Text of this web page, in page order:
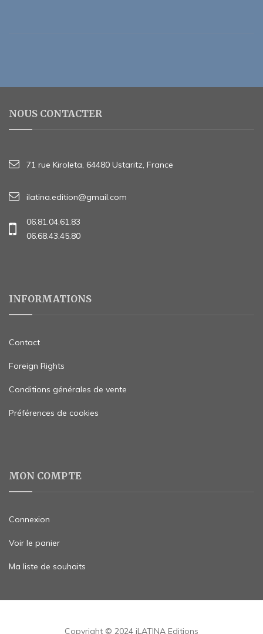
NOUS CONTACTER
71 rue Kiroleta, 64480 Ustaritz, France
ilatina.edition@gmail.com
06.81.04.61.83
06.68.43.45.80
INFORMATIONS
Contact
Foreign Rights
Conditions générales de vente
Préférences de cookies
MON COMPTE
Connexion
Voir le panier
Ma liste de souhaits
Copyright © 2024 iLATINA Editions